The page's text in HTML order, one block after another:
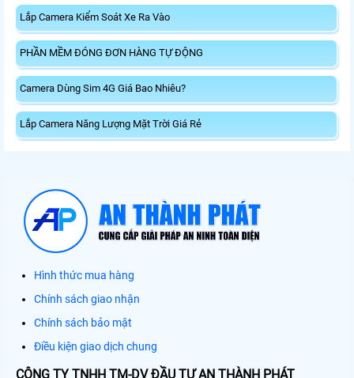
Lắp Camera Kiểm Soát Xe Ra Vào
PHẦN MỀM ĐÓNG ĐƠN HÀNG TỰ ĐỘNG
Camera Dùng Sim 4G Giá Bao Nhiêu?
Lắp Camera Năng Lượng Mặt Trời Giá Rẻ
Hình thức mua hàng
Chính sách giao nhận
Chính sách bảo mật
Điều kiện giao dịch chung
CÔNG TY TNHH TM-DV ĐẦU TƯ AN THÀNH PHÁT